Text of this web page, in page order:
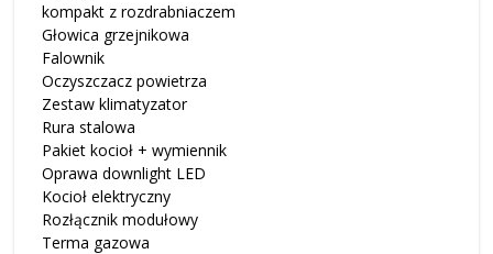
kompakt z rozdrabniaczem
Głowica grzejnikowa
Falownik
Oczyszczacz powietrza
Zestaw klimatyzator
Rura stalowa
Pakiet kocioł + wymiennik
Oprawa downlight LED
Kocioł elektryczny
Rozłącznik modułowy
Terma gazowa